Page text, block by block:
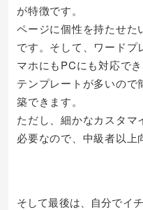
が特徴です。
ページに個性を持たせた
です。そして、ワードプ
マホにもPCにも対応で
テンプレートが多いので
築できます。
ただし、細かなカスタマ
必要なので、中級者以上
そして最後は、自分でイ